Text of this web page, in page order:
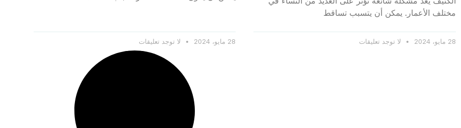
مختلف الأعمار. يمكن أن يتسبب تساقط
28 مايو، 2024 لا توجد تعليقات 28 مايو، 2024 لا توجد تعليقات